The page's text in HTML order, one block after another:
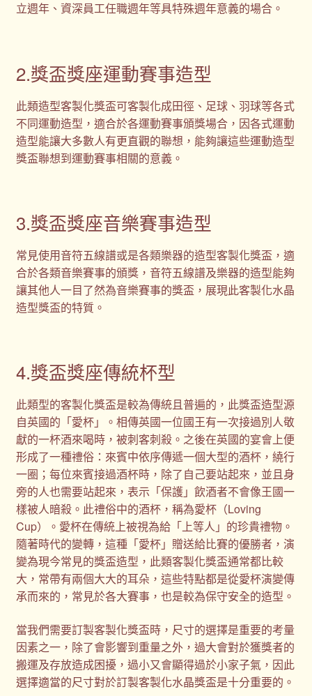
立週年、資深員工任職週年等具特殊週年意義的場合。
2.獎盃獎座運動賽事造型
此類造型客製化獎盃可客製化成田徑、足球、羽球等各式
不同運動造型，適合於各運動賽事頒獎場合，因各式運動
造型能讓大多數人有更直觀的聯想，能夠讓這些運動造型
獎盃聯想到運動賽事相關的意義。
3.獎盃獎座音樂賽事造型
常見使用音符五線譜或是各類樂器的造型客製化獎盃，適
合於各類音樂賽事的頒獎，音符五線譜及樂器的造型能夠
讓其他人一目了然為音樂賽事的獎盃，展現此客製化水晶
造型獎盃的特質。
4.獎盃獎座傳統杯型
此類型的客製化獎盃是較為傳統且普遍的，此獎盃造型源
自英國的「愛杯」。相傳英國一位國王有一次接過別人敬
獻的一杯酒來喝時，被刺客刺殺。之後在英國的宴會上便
形成了一種禮俗：來賓中依序傳遞一個大型的酒杯，繞行
一圈；每位來賓接過酒杯時，除了自己要站起來，並且身
旁的人也需要站起來，表示「保護」飲酒者不會像王國一
樣被人暗殺。此禮俗中的酒杯，稱為愛杯（Loving
Cup）。愛杯在傳統上被視為給「上等人」的珍貴禮物。
隨著時代的變轉，這種「愛杯」贈送給比賽的優勝者，演
變為現今常見的獎盃造型，此類客製化獎盃通常都比較
大，常帶有兩個大大的耳朵，這些特點都是從愛杯演變傳
承而來的，常見於各大賽事，也是較為保守安全的造型。
當我們需要訂製客製化獎盃時，尺寸的選擇是重要的考量
因素之一，除了會影響到重量之外，過大會對於獲獎者的
搬運及存放造成困擾，過小又會顯得過於小家子氣，因此
選擇適當的尺寸對於訂製客製化水晶獎盃是十分重要的。